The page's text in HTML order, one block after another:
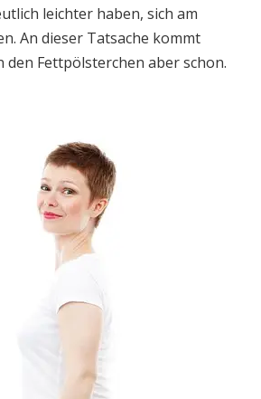
leichter haben, sich am
An dieser Tatsache kommt
den Fettpölsterchen aber schon.